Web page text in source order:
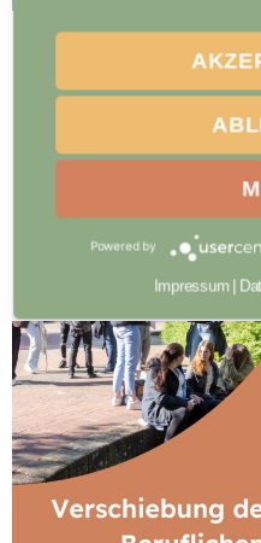
Noch
Powered by
Impressum |